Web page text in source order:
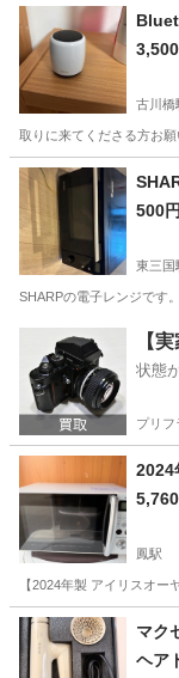
古川橋
取りに来てくださる方お
大阪 門真市 古
500円
東三国
SHARPの電子レンジです
東
【
状態
プリフ
2024
鳳駅
【2024年製 アイリスオ
大阪 堺市 鳳駅
マク
ヘア